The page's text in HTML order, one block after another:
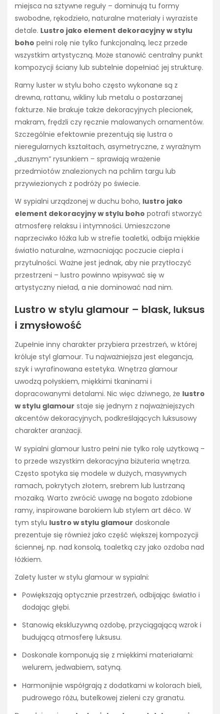
miejsca na sztywne reguły – dominują tu formy
swobodne, rękodzieło, naturalne materiały i wyraziste
detale. Lustro jako element dekoracyjny w stylu
boho pełni rolę nie tylko funkcjonalną, lecz przede
wszystkim artystyczną. Może stanowić centralny punkt
kompozycji ściany lub subtelnie dopełniać jej strukturę.
Ramy luster w stylu boho często wykonane są z
drewna, rattanu, wikliny lub metalu o postarzanej
fakturze. Nie brakuje także dekoracyjnych plecionek,
makram, frędzli czy ręcznie malowanych ornamentów.
Szczególnie efektownie prezentują się lustra o
nieregularnych kształtach, asymetryczne, z wyraźnym
„dusznym” rysunkiem – sprawiają wrażenie
przedmiotów znalezionych na pchlim targu lub
przywiezionych z podróży po świecie.
W sypialni urządzonej w duchu boho, lustro jako
element dekoracyjny w stylu boho potrafi stworzyć
atmosferę relaksu i intymności. Umieszczone
naprzeciwko łóżka lub w strefie toaletki, odbija miękkie
światło naturalne, wzmacniając poczucie ciepła i
przytulności. Ważne jest jednak, aby nie przytłoczyć
przestrzeni – lustro powinno wpisywać się w
artystyczny nieład, a nie dominować nad nim.
Lustro w stylu glamour – blask, luksus
i zmysłowość
Zupełnie inny charakter przybiera przestrzeń, w której
króluje styl glamour. Tu najważniejsza jest elegancja,
szyk i wyrafinowana estetyka. Wnętrza glamour
uwodzą połyskiem, miękkimi tkaninami i
dopracowanymi detalami. Nic więc dziwnego, że lustro
w stylu glamour staje się jednym z najważniejszych
akcentów dekoracyjnych, podkreślających luksusowy
charakter aranżacji.
W sypialni glamour lustro pełni nie tylko rolę użytkową –
to przede wszystkim dekoracyjna biżuteria wnętrza.
Często spotyka się modele w dużych, masywnych
ramach, pokrytych złotem, srebrem lub lustrzaną
mozaiką. Warto zwrócić uwagę na bogato zdobione
ramy, inspirowane barokiem lub stylem art déco. W
tym stylu lustro w stylu glamour doskonale
prezentuje się również jako część większej kompozycji
ściennej, np. nad konsolą, toaletką czy jako ozdoba nad
łóżkiem.
Zalety luster w stylu glamour w sypialni:
Powiększają optycznie przestrzeń, odbijając światło i
dodając głębi.
Stanowią ekskluzywną ozdobę, przyciągającą wzrok i
budującą atmosferę luksusu.
Doskonale komponują się z miękkimi materiałami:
welurem, jedwabiem, satyną.
Harmonijnie współgrają z dodatkami w kolorach bieli,
pudrowego różu, butelkowej zieleni czy granatu.